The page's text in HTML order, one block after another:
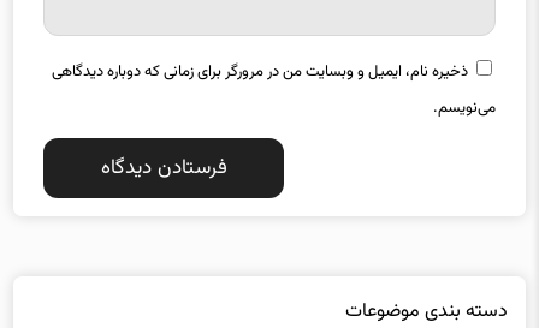
ذخیره نام، ایمیل و وبسایت من در مرورگر برای زمانی که دوباره دیدگاهی
می‌نویسم.
دسته بندی موضوعات